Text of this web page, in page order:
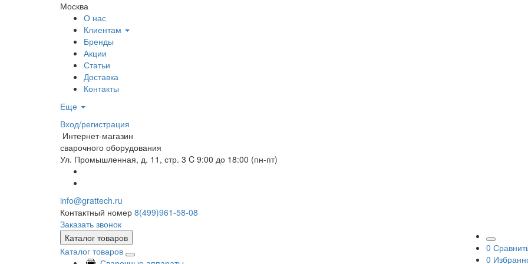
Москва
О нас
Клиентам
Бренды
Акции
Статьи
Доставка
Контакты
Еще
Вход/регистрация
Интернет-магазин
сварочного оборудования
Ул. Промышленная, д. 11, стр. 3 C 9:00 до 18:00 (пн-пт)
info@grattech.ru
Контактный номер 8(499)961-58-08
Заказать звонок
Каталог товаров
Каталог товаров
0
0